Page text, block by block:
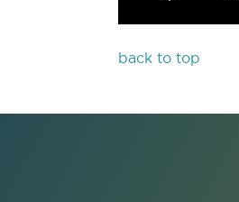
back to top